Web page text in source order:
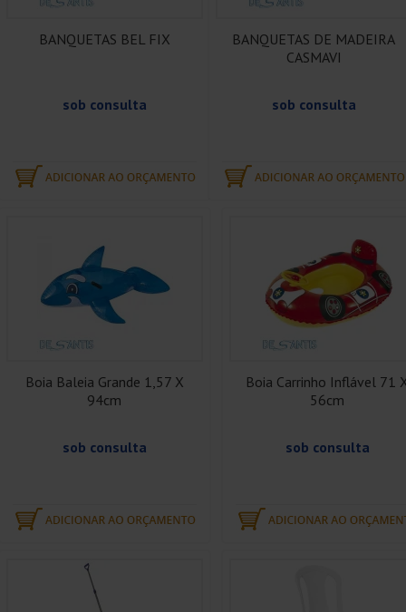
BANQUETAS BEL FIX
sob consulta
BANQUETAS DE MADEIRA
CASMAVI
sob consulta
Boia Baleia Grande 1,57 X
94cm
sob consulta
Boia Carrinho Inflável 71
56cm
sob consulta